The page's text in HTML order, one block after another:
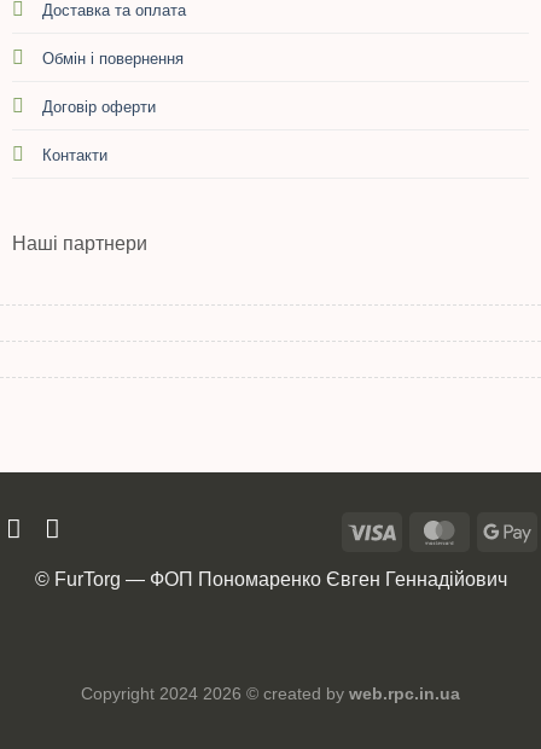
Доставка та оплата
Обмін і повернення
Договір оферти
Контакти
Наші партнери
© FurTorg — ФОП Пономаренко Євген Геннадійович
Copyright 2024 2026 © created by web.rpc.in.ua